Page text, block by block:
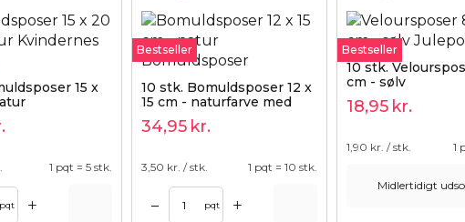
15 x
1 pqt = 5 stk.
pqt +
Bestseller
10 stk. Bomuldsposer 12 x
15 cm - naturfarve med
dobbelt snor
34,95 kr.
3,50 kr. / stk. 1 pqt = 10 stk.
– pqt +
Bestseller
10 stk.
cm - sølv
18,95 kr.
1,90 kr. / stk. 1
Midlertidigt
Tilføj til kurv